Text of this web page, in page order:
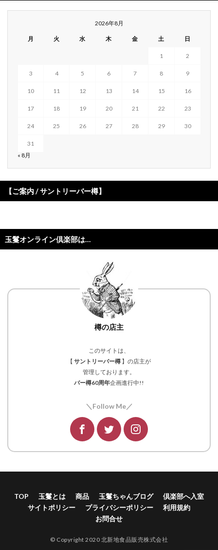
2026年8月
月 火 水 木 金 土 日
1 2
3 4 5 6 7 8 9
10 11 12 13 14 15 16
17 18 19 20 21 22 23
24 25 26 27 28 29 30
31
« 8月
【ご案内 / サントリーバー樽】
玉鬘オンライン倶楽部は…
樽の店主
このサイトは、
【 サントリーバー樽 】の店主が
管理しております。
バー樽60周年企画進行中!!
＼Follow Me／
TOP 玉鬘とは 商品 玉鬘ちゃんブログ
倶楽部へ入室
サイトポリシー
プライバシーポリシー
利用規約
お問合せ
© Copyright 2020 北新地食品販売株式会社